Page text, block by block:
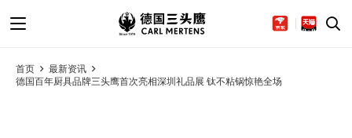
首页
最新资讯
德国百年厨具品牌三头鹰首次亮相深圳礼品展 钛不粘锅惊艳全场